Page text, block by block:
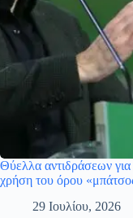
Θύελλα αντιδράσεων
χρήση του όρου
29 Ιουλίου, 2026